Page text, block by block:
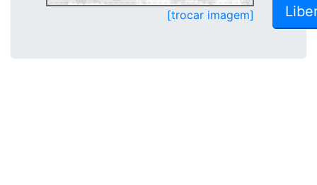
[trocar imagem]